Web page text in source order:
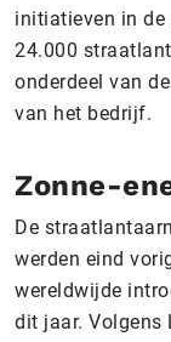
initiatieven in de
24.000
onderdeel van
van het bedrijf.
Zonne-
De
werden eind
wereldwijde
dit jaar. Volgens